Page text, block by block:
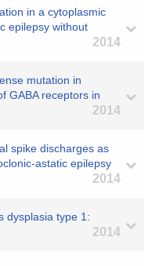
in a cytoplasmic
epilepsy without
2014
mutation in
GABA receptors in
2014
spike discharges as
astatic epilepsy
2014
dysplasia type 1:
2014